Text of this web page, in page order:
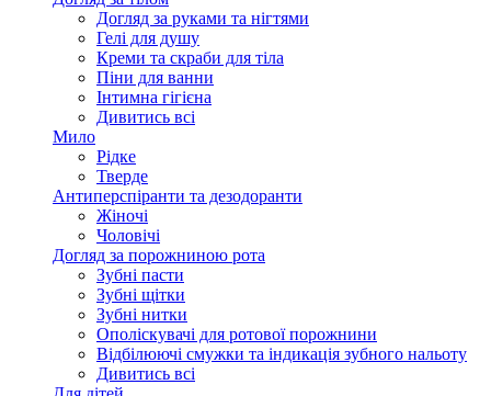
Догляд за руками та нігтями
Гелі для душу
Креми та скраби для тіла
Піни для ванни
Інтимна гігієна
Дивитись всі
Мило
Рідке
Тверде
Антиперспіранти та дезодоранти
Жіночі
Чоловічі
Догляд за порожниною рота
Зубні пасти
Зубні щітки
Зубні нитки
Ополіскувачі для ротової порожнини
Відбілюючі смужки та індикація зубного нальоту
Дивитись всі